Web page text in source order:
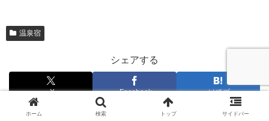
温泉宿
シェアする
X Facebook はてブ
LINE コピー
ホーム 検索 トップ サイドバー